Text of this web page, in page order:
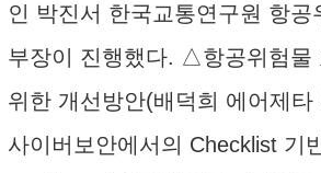
인 박진서 한국교통연구원 항공
부장이 진행했다. △항공위험물
위한 개선방안(배덕희 에어제
사이버보안에서의 Checklist 기